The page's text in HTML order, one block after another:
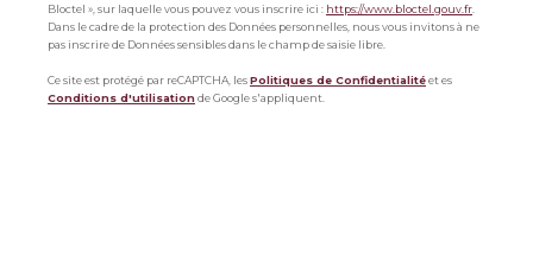
Bloctel », sur laquelle vous pouvez vous inscrire ici : https://www.bloctel.gouv.fr
Dans le cadre de la protection des Données personnelles, nous vous invitons à ne
pas inscrire de Données sensibles dans le champ de saisie libre.
Ce site est protégé par reCAPTCHA, lesPolitiques de Confidentialitéet es
Conditions d'utilisationde Google s'appliquent.